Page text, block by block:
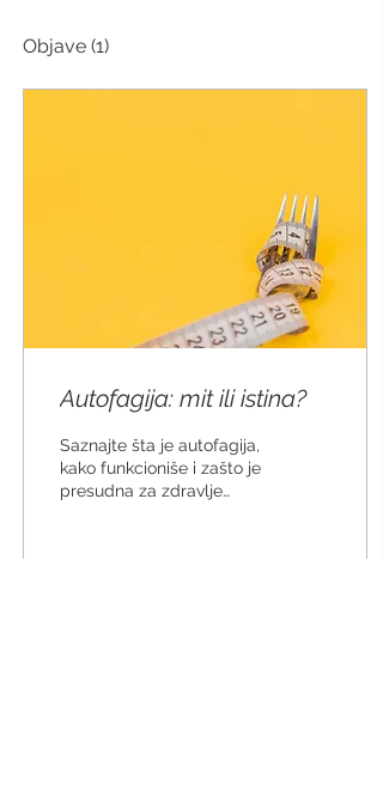
Objave (1)
Autofagija: mit ili istina?
Saznajte šta je autofagija,
kako funkcioniše i zašto je
presudna za zdravlje